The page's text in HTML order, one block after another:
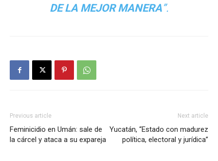
DE LA MEJOR MANERA”.
Previous article
Feminicidio en Umán: sale de
la cárcel y ataca a su expareja
Next article
Yucatán, “Estado con madurez
política, electoral y jurídica”